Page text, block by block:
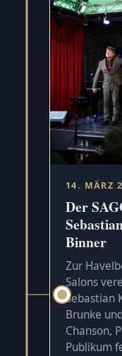
14. MÄRZ
Der
Binner
Zur
Salons
Sebastian
Brunke
Chanson,
Publikum